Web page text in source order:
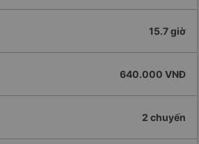
15.7 giờ
640.000 VNĐ
2 chuyến